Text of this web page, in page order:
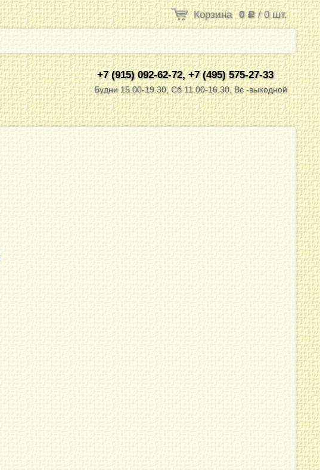
Корзина 0Р/0шт.
+7 (915) 092-62-72, +7 (495) 575-27-33
Будни 15.00-19.30, Сб 11.00-16.30, Вс -выходной